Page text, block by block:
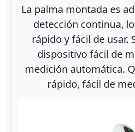
La palma montada es
detección continua,
rápido y fácil de usar.
dispositivo fácil de
medición automática.
rápido, fácil de